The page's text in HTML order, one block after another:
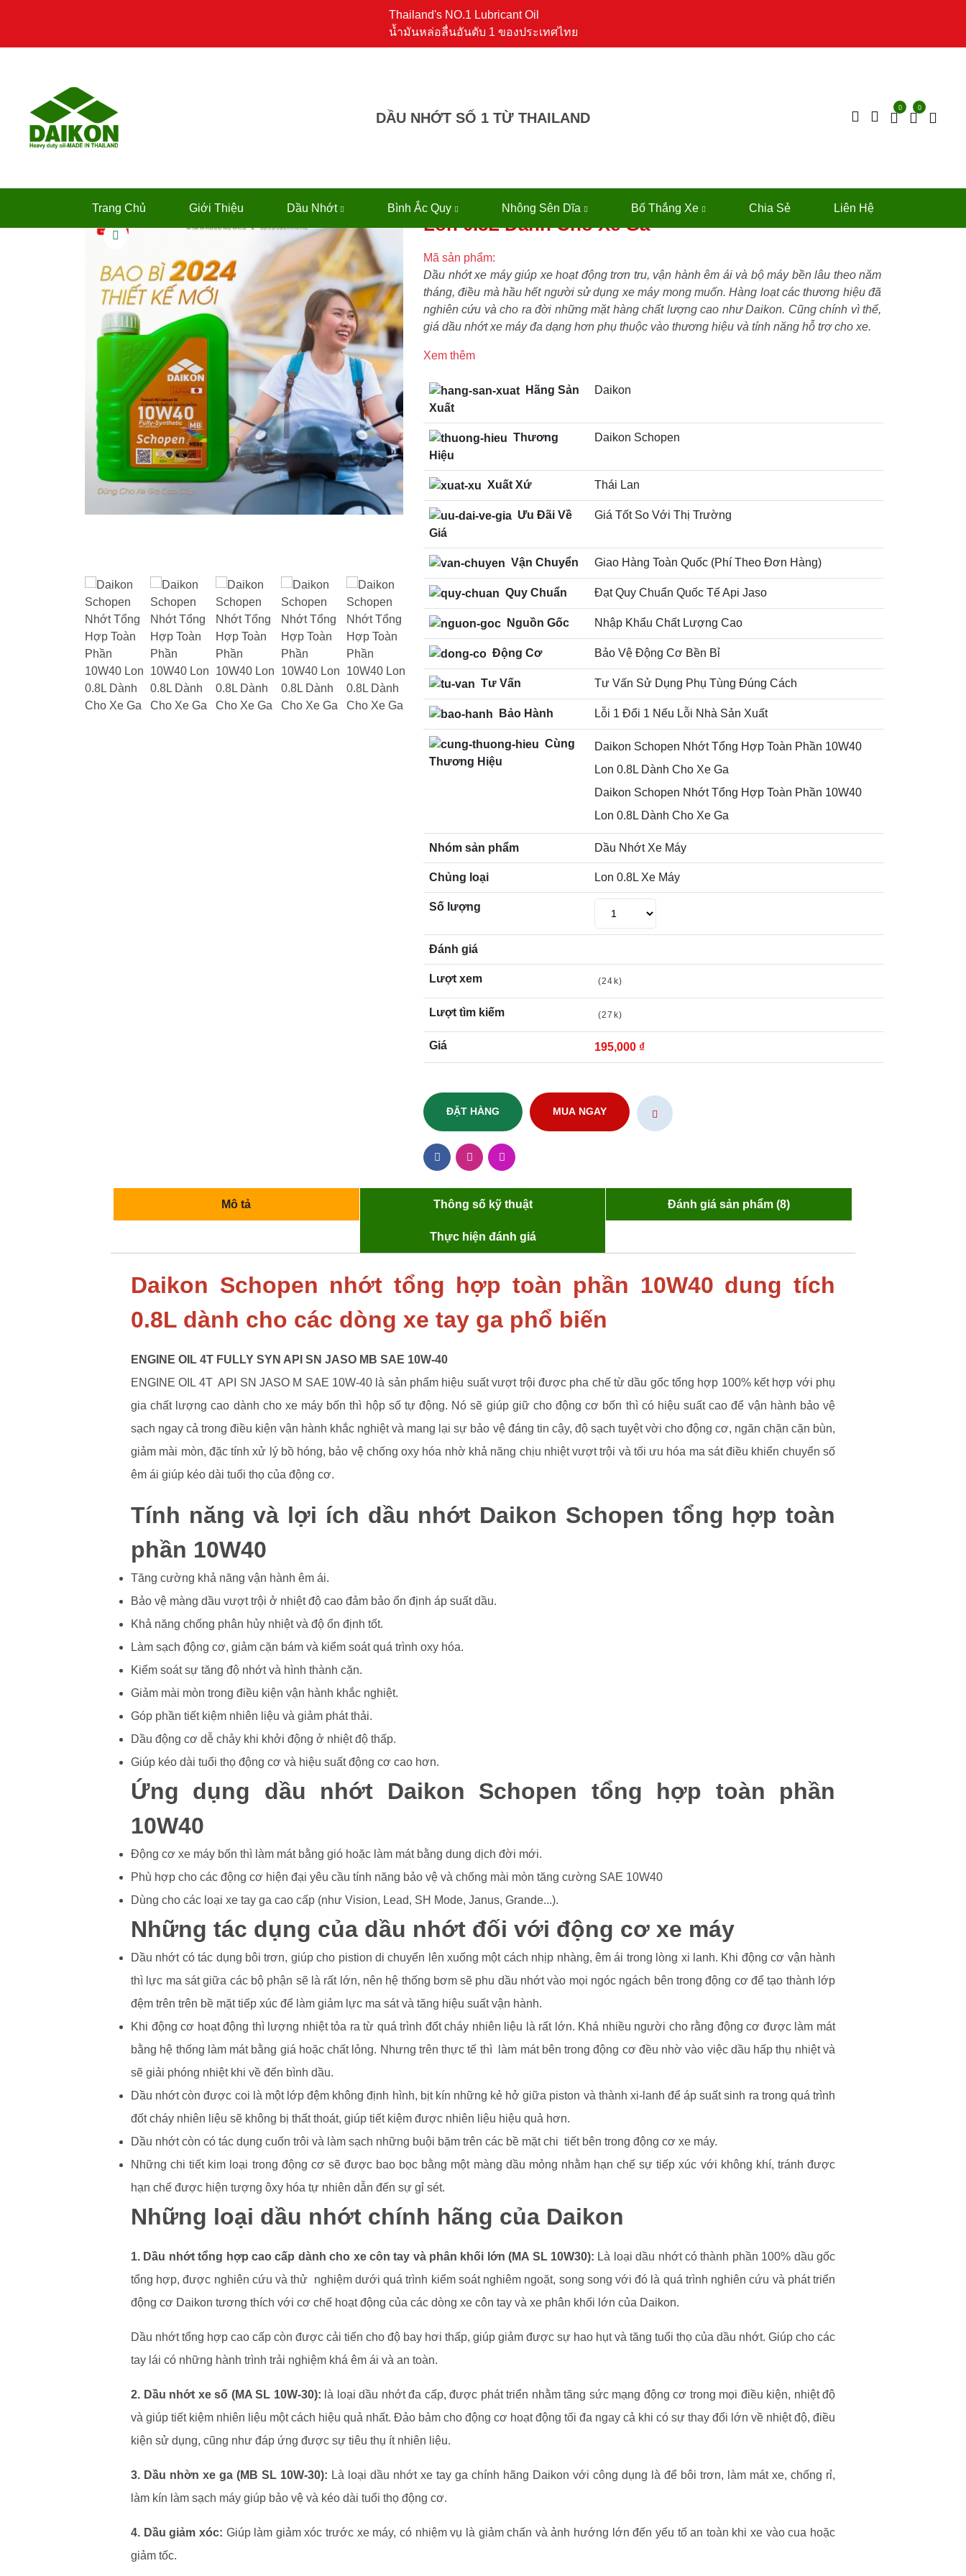
Thailand's NO.1 Lubricant Oil
น้ำมันหล่อลื่นอันดับ 1 ของประเทศไทย
DẦU NHỚT SỐ 1 TỪ THAILAND
0 0
Trang Chủ Giới Thiệu Dầu Nhớt Bình Ắc Quy Nhông Sên Dĩa Bố Thắng Xe Chia Sẻ Liên Hệ
Daikon Schopen Nhớt Tổng Hợp Toàn Phần 10W40
Lon 0.8L Dành Cho Xe Ga
Mã sản phẩm:
Dầu nhớt xe máy giúp xe hoạt động trơn tru, vận hành êm ái và bộ máy bền lâu theo năm
tháng, điều mà hầu hết người sử dụng xe máy mong muốn. Hàng loạt các thương hiệu đã
nghiên cứu và cho ra đời những mặt hàng chất lượng cao như Daikon. Cũng chính vì thế,
giá dầu nhớt xe máy đa dạng hơn phụ thuộc vào thương hiệu và tính năng hỗ trợ cho xe.
Xem thêm
Hãng Sản
Xuất
Daikon
Thương
Hiệu
Daikon Schopen
Xuất Xứ Thái Lan
Ưu Đãi Về
Giá
Giá Tốt So Với Thị Trường
Vận Chuyển Giao Hàng Toàn Quốc (Phí Theo Đơn Hàng)
Quy Chuẩn Đạt Quy Chuẩn Quốc Tế Api Jaso
Nguồn Gốc Nhập Khẩu Chất Lượng Cao
Động Cơ Bảo Vệ Động Cơ Bền Bỉ
Tư Vấn Tư Vấn Sử Dụng Phụ Tùng Đúng Cách
Bảo Hành Lỗi 1 Đổi 1 Nếu Lỗi Nhà Sản Xuất
Cùng
Thương Hiệu
Daikon Schopen Nhớt Tổng Hợp Toàn Phần 10W40
Lon 0.8L Dành Cho Xe Ga
Daikon Schopen Nhớt Tổng Hợp Toàn Phần 10W40
Lon 0.8L Dành Cho Xe Ga
Nhóm sản phẩm Dầu Nhớt Xe Máy
Chủng loại Lon 0.8L Xe Máy
Số lượng
Đánh giá
Lượt xem (24k)
Lượt tìm kiếm (27k)
Giá 195,000 ₫
ĐẶT HÀNG MUA NGAY
Mô tả Thông số kỹ thuật Đánh giá sản phẩm (8)
Thực hiện đánh giá
Daikon Schopen nhớt tổng hợp toàn phần 10W40 dung tích
0.8L dành cho các dòng xe tay ga phổ biến
ENGINE OIL 4T FULLY SYN API SN JASO MB SAE 10W-40
ENGINE OIL 4T API SN JASO M SAE 10W-40 là sản phẩm hiệu suất vượt trội được pha chế từ dầu gốc tổng hợp 100% kết hợp với phụ
gia chất lượng cao dành cho xe máy bốn thì hộp số tự động. Nó sẽ giúp giữ cho động cơ bốn thì có hiệu suất cao để vận hành bảo vệ
sạch ngay cả trong điều kiện vận hành khắc nghiệt và mang lại sự bảo vệ đáng tin cậy, độ sạch tuyệt vời cho động cơ, ngăn chặn cặn bùn,
giảm mài mòn, đặc tính xử lý bồ hóng, bảo vệ chống oxy hóa nhờ khả năng chịu nhiệt vượt trội và tối ưu hóa ma sát điều khiển chuyển số
êm ái giúp kéo dài tuổi thọ của động cơ.
Tính năng và lợi ích dầu nhớt Daikon Schopen tổng hợp toàn
phần 10W40
Tăng cường khả năng vận hành êm ái.
Bảo vệ màng dầu vượt trội ở nhiệt độ cao đảm bảo ổn định áp suất dầu.
Khả năng chống phân hủy nhiệt và độ ổn định tốt.
Làm sạch động cơ, giảm cặn bám và kiểm soát quá trình oxy hóa.
Kiểm soát sự tăng độ nhớt và hình thành cặn.
Giảm mài mòn trong điều kiện vận hành khắc nghiệt.
Góp phần tiết kiệm nhiên liệu và giảm phát thải.
Dầu động cơ dễ chảy khi khởi động ở nhiệt độ thấp.
Giúp kéo dài tuổi thọ động cơ và hiệu suất động cơ cao hơn.
Ứng dụng dầu nhớt Daikon Schopen tổng hợp toàn phần
10W40
Động cơ xe máy bốn thì làm mát bằng gió hoặc làm mát bằng dung dịch đời mới.
Phù hợp cho các động cơ hiện đại yêu cầu tính năng bảo vệ và chống mài mòn tăng cường SAE 10W40
Dùng cho các loại xe tay ga cao cấp (như Vision, Lead, SH Mode, Janus, Grande...).
Những tác dụng của dầu nhớt đối với động cơ xe máy
Dầu nhớt có tác dụng bôi trơn, giúp cho pistion di chuyển lên xuống một cách nhịp nhàng, êm ái trong lòng xi lanh. Khi động cơ vận hành
thì lực ma sát giữa các bộ phận sẽ là rất lớn, nên hệ thống bơm sẽ phu dầu nhớt vào mọi ngóc ngách bên trong động cơ để tạo thành lớp
đệm trên trên bề mặt tiếp xúc để làm giảm lực ma sát và tăng hiệu suất vận hành.
Khi động cơ hoạt động thì lượng nhiệt tỏa ra từ quá trình đốt cháy nhiên liệu là rất lớn. Khá nhiều người cho rằng động cơ được làm mát
bằng hệ thống làm mát bằng giá hoặc chất lỏng. Nhưng trên thực tế thì làm mát bên trong động cơ đều nhờ vào việc dầu hấp thụ nhiệt và
sẽ giải phóng nhiệt khi về đến bình dầu.
Dầu nhớt còn được coi là một lớp đệm không định hình, bịt kín những kẻ hở giữa piston và thành xi-lanh để áp suất sinh ra trong quá trình
đốt cháy nhiên liệu sẽ không bị thất thoát, giúp tiết kiệm được nhiên liệu hiệu quả hơn.
Dầu nhớt còn có tác dụng cuốn trôi và làm sạch những buội bặm trên các bề mặt chi tiết bên trong động cơ xe máy.
Những chi tiết kim loại trong động cơ sẽ được bao bọc bằng một màng dầu mỏng nhằm hạn chế sự tiếp xúc với không khí, tránh được
hạn chế được hiện tượng ôxy hóa tự nhiên dẫn đến sự gỉ sét.
Những loại dầu nhớt chính hãng của Daikon
1. Dầu nhớt tổng hợp cao cấp dành cho xe côn tay và phân khối lớn (MA SL 10W30): Là loại dầu nhớt có thành phần 100% dầu gốc
tổng hợp, được nghiên cứu và thử nghiệm dưới quá trình kiểm soát nghiêm ngoặt, song song với đó là quá trình nghiên cứu và phát triển
động cơ Daikon tương thích với cơ chế hoạt động của các dòng xe côn tay và xe phân khối lớn của Daikon.
Dầu nhớt tổng hợp cao cấp còn được cải tiến cho độ bay hơi thấp, giúp giảm được sự hao hụt và tăng tuổi thọ của dầu nhớt. Giúp cho các
tay lái có những hành trình trải nghiệm khá êm ái và an toàn.
2. Dầu nhớt xe số (MA SL 10W-30): là loại dầu nhớt đa cấp, được phát triển nhằm tăng sức mạng động cơ trong mọi điều kiện, nhiệt độ
và giúp tiết kiệm nhiên liệu một cách hiệu quả nhất. Đảo bảm cho động cơ hoạt động tối đa ngay cả khi có sự thay đổi lớn về nhiệt độ, điều
kiện sử dụng, cũng như đáp ứng được sự tiêu thụ ít nhiên liệu.
3. Dầu nhờn xe ga (MB SL 10W-30): Là loại dầu nhớt xe tay ga chính hãng Daikon với công dụng là để bôi trơn, làm mát xe, chống rỉ,
làm kín làm sạch máy giúp bảo vệ và kéo dài tuổi thọ động cơ.
4. Dầu giảm xóc: Giúp làm giảm xóc trước xe máy, có nhiệm vụ là giảm chấn và ảnh hướng lớn đến yếu tố an toàn khi xe vào cua hoặc
giảm tốc.